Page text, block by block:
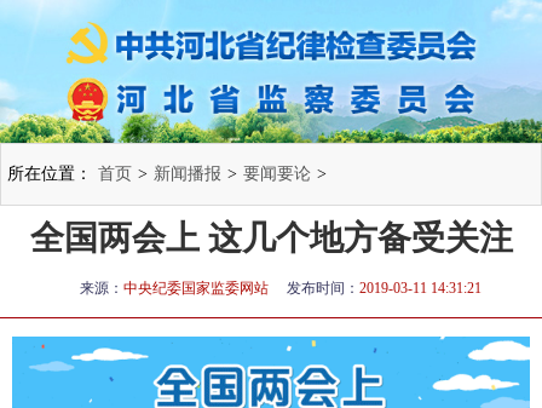
所在位置： 首页 > 新闻播报 > 要闻要论 >
全国两会上 这几个地方备受关注
来源： 中央纪委国家监委网站 发布时间： 2019-03-11 14:31:21